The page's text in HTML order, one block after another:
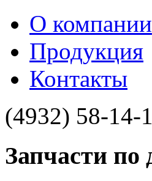
О компании
Продукция
Контакты
(4932) 58-14-
Запчасти по